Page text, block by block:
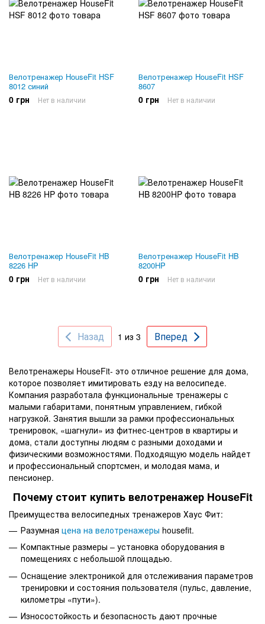
Велотренажер HouseFit HSF
8012 синий
0 грн Нет в наличии
Велотренажер HouseFit HSF
8607
0 грн Нет в наличии
Велотренажер HouseFit HB
8226 HP
0 грн Нет в наличии
Велотренажер HouseFit HB
8200HP
0 грн Нет в наличии
Назад 1 из 3 Вперед
Велотренажеры HouseFit- это отличное решение для дома,
которое позволяет имитировать езду на велосипеде.
Компания разработала функциональные тренажеры с
малыми габаритами, понятным управлением, гибкой
нагрузкой. Занятия вышли за рамки профессиональных
тренировок, «шагнули» из фитнес-центров в квартиры и
дома, стали доступны людям с разными доходами и
физическими возможностями. Подходящую модель найдет
и профессиональный спортсмен, и молодая мама, и
пенсионер.
Почему стоит купить велотренажер HouseFit
Преимущества велосипедных тренажеров Хаус Фит:
Разумная цена на велотренажеры housefit.
Компактные размеры – установка оборудования в
помещениях с небольшой площадью.
Оснащение электроникой для отслеживания параметров
тренировки и состояния пользователя (пульс, давление,
километры «пути»).
Износостойкость и безопасность дают прочные